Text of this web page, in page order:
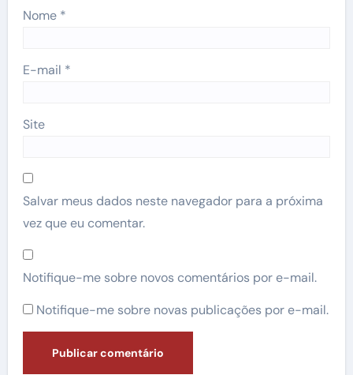
Nome *
E-mail *
Site
Salvar meus dados neste navegador para a próxima
vez que eu comentar.
Notifique-me sobre novos comentários por e-mail.
Notifique-me sobre novas publicações por e-mail.